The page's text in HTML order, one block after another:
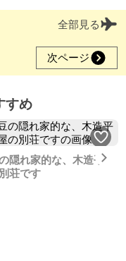
全部見る
次ページ
すめ
隠れ家的な、木造平
荘です